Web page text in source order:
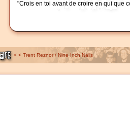
"Crois en toi avant de croire en qui que
< < Trent Reznor / Nine Inch Nails